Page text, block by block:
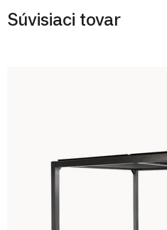
Súvisiaci tovar